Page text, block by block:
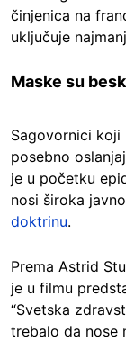
činjenica na
uključuje
Maske su
Sagovornici koji
posebno
je u početku
nosi široka
doktrinu.
Prema Astrid
je u filmu
“Svetska
trebalo da nose